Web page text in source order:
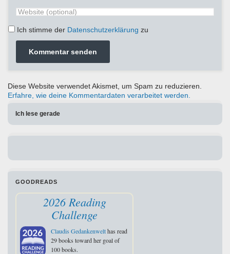
Ich stimme der Datenschutzerklärung zu
Diese Website verwendet Akismet, um Spam zu reduzieren.
Erfahre, wie deine Kommentardaten verarbeitet werden.
Ich lese gerade
GOODREADS
2026 Reading
Challenge
Claudis Gedankenwelthas read
29 books toward her goal of
100 books.